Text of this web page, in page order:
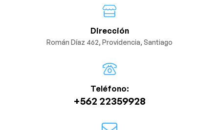
Dirección
Román Díaz 462, Providencia, Santiago
Teléfono:
+562 22359928